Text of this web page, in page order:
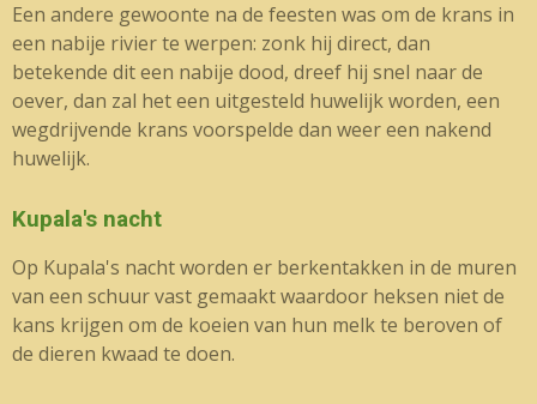
Een andere gewoonte na de feesten was om de krans in
een nabije rivier te werpen: zonk hij direct, dan
betekende dit een nabije dood, dreef hij snel naar de
oever, dan zal het een uitgesteld huwelijk worden, een
wegdrijvende krans voorspelde dan weer een nakend
huwelijk.
Kupala's nacht
Op Kupala's nacht worden er berkentakken in de muren
van een schuur vast gemaakt waardoor heksen niet de
kans krijgen om de koeien van hun melk te beroven of
de dieren kwaad te doen.